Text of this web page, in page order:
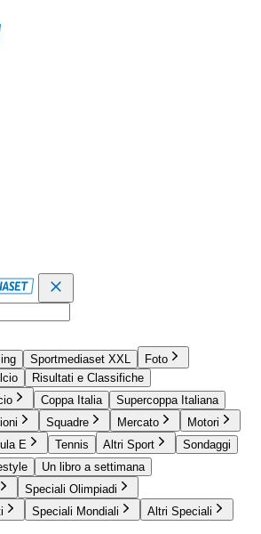
Sportmediaset XXL
Foto
Risultati e Classifiche
Coppa Italia
Supercoppa Italiana
Squadre Mercato
Motori
E Tennis Altri Sport
Sondaggi
Un libro a settimana
Speciali Olimpiadi
Speciali Mondiali Altri Speciali